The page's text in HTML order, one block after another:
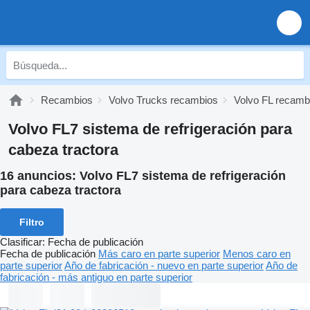
Recambios Volvo Trucks recambios Volvo FL
Volvo FL7 sistema de refrigeración para
cabeza tractora
16 anuncios: Volvo FL7 sistema de refrigeración
para cabeza tractora
Filtro
Clasificar: Fecha de publicación
Fecha de publicación Más caro en parte superior Menos caro en
parte superiorAño de fabricación - nuevo en parte superiorAño de
fabricación - más antiguo en parte superior